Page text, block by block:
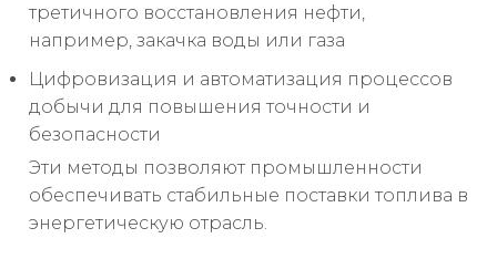
третичного восстановления нефти,
например, закачка воды или газа
Цифровизация и автоматизация процессов
добычи для повышения точности и
безопасности
Эти методы позволяют промышленности
обеспечивать стабильные поставки топлива в
энергетическую отрасль.